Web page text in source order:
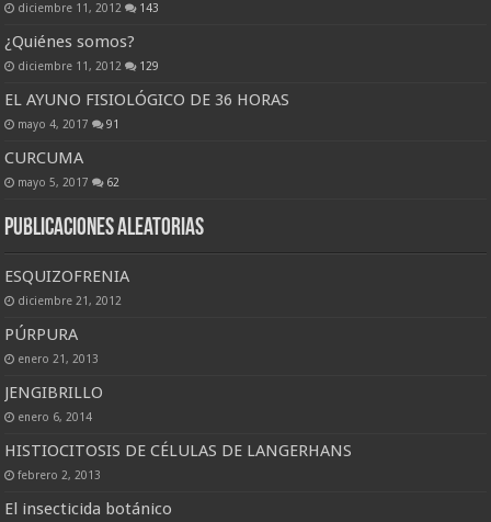
diciembre 11, 2012 143
¿Quiénes somos?
diciembre 11, 2012 129
EL AYUNO FISIOLÓGICO DE 36 HORAS
mayo 4, 2017 91
CURCUMA
mayo 5, 2017 62
Publicaciones Aleatorias
ESQUIZOFRENIA
diciembre 21, 2012
PÚRPURA
enero 21, 2013
JENGIBRILLO
enero 6, 2014
HISTIOCITOSIS DE CÉLULAS DE LANGERHANS
febrero 2, 2013
El insecticida botánico